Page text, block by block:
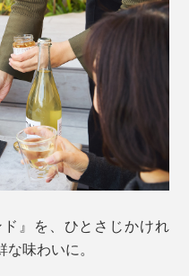
いしいの？
を、細かくカット。さら
フライドガーリックも
』を、ひとさじかけれ
味わいに。